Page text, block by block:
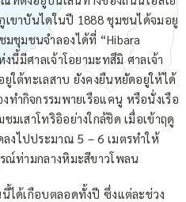
ขาบันไดในปี 1888 ชุมชนได้จมอยู
มชุมชนจำลองได้ที่ “Hibara
มีศาลเจ้าโอยามะทสึมิ ศาลเจ้า
ใต้ทะเลสาบ ยังคงยืนหยัดอยู่ให้ได้
ำกิจกรรมพายเรือแคนู หรือนั่งเรือ
เสาโทริอิอย่างใกล้ชิด เมื่อเข้าฤดู
งไปประมาณ 5 – 6 เมตรทำให้
ณ์ท่ามกลางหิมะสีขาวโพลน
ได้เกือบตลอดทั้งปี ซึ่งแต่ละช่วง